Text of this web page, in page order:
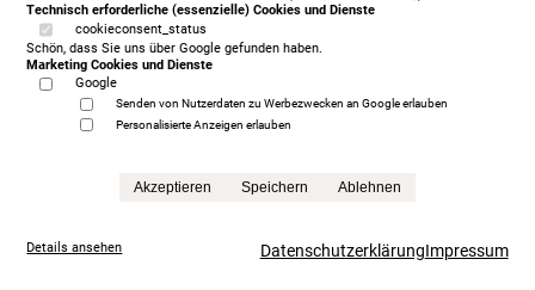
Technisch erforderliche (essenzielle) Cookies und Dienste
cookieconsent_status
Schön, dass Sie uns über Google gefunden haben.
Marketing Cookies und Dienste
Google
Senden von Nutzerdaten zu Werbezwecken an Google erlauben
Personalisierte Anzeigen erlauben
Akzeptieren Speichern Ablehnen
Details ansehen DatenschutzerklärungImpressum